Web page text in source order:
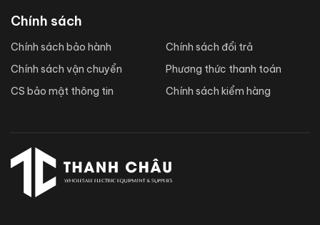
Chính sách
Chính sách bảo hành
Chính sách vận chuyển
CS bảo mật thông tin
Chính sách đổi trả
Phương thức thanh toán
Chính sách kiểm hàng